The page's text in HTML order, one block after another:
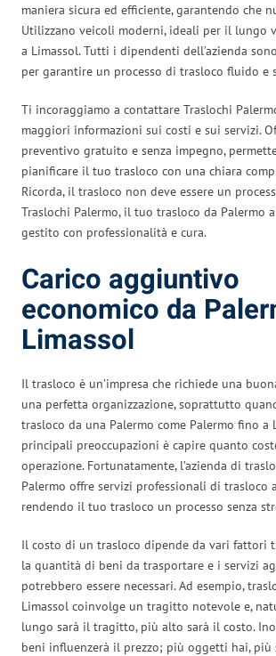
maniera sicura ed efficiente, garantendo che
Utilizzano veicoli moderni, ideali per il lungo
a Limassol. Tutti i dipendenti dell’azienda
per garantire un processo di trasloco fluido e
Ti incoraggiamo a contattare Traslochi
maggiori informazioni sui costi e sui servizi.
preventivo gratuito e senza impegno,
pianificare il tuo trasloco con una chiara
Ricorda, il trasloco non deve essere un
Traslochi Palermo, il tuo trasloco da Palermo
gestito con professionalità e cura.
Carico aggiuntivo
economico da
Limassol
Il trasloco è un’impresa che richiede una
una perfetta organizzazione, soprattutto
trasloco da una Palermo come Palermo fino a
principali preoccupazioni è capire quanto
operazione. Fortunatamente, l’azienda di
Palermo offre servizi professionali di trasloco
rendendo il tuo trasloco un processo senza
Il costo di un trasloco dipende da vari fattori
la quantità di beni da trasportare e i servizi
potrebbero essere necessari. Ad esempio,
Limassol coinvolge un tragitto notevole e,
lungo sarà il tragitto, più alto sarà il costo.
beni influenzerà il prezzo; più oggetti hai, più